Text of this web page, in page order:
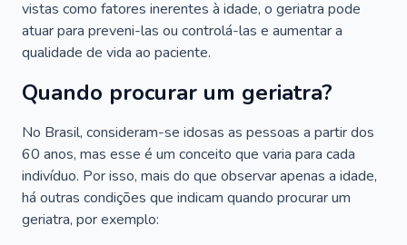
vistas como fatores inerentes à idade, o geriatra pode
atuar para preveni-las ou controlá-las e aumentar a
qualidade de vida ao paciente.
Quando procurar um geriatra?
No Brasil, consideram-se idosas as pessoas a partir dos
60 anos, mas esse é um conceito que varia para cada
indivíduo. Por isso, mais do que observar apenas a idade,
há outras condições que indicam quando procurar um
geriatra, por exemplo: